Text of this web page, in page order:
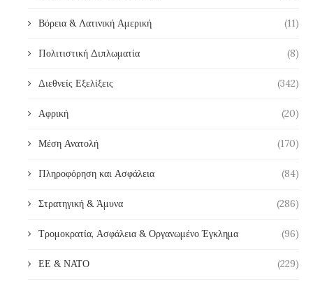
Βόρεια & Λατινική Αμερική (11)
Πολιτιστική Διπλωματία (8)
Διεθνείς Εξελίξεις (342)
Αφρική (20)
Μέση Ανατολή (170)
Πληροφόρηση και Ασφάλεια (84)
Στρατηγική & Άμυνα (286)
Τρομοκρατία, Ασφάλεια & Οργανωμένο Έγκλημα (96)
ΕΕ & ΝΑΤΟ (229)